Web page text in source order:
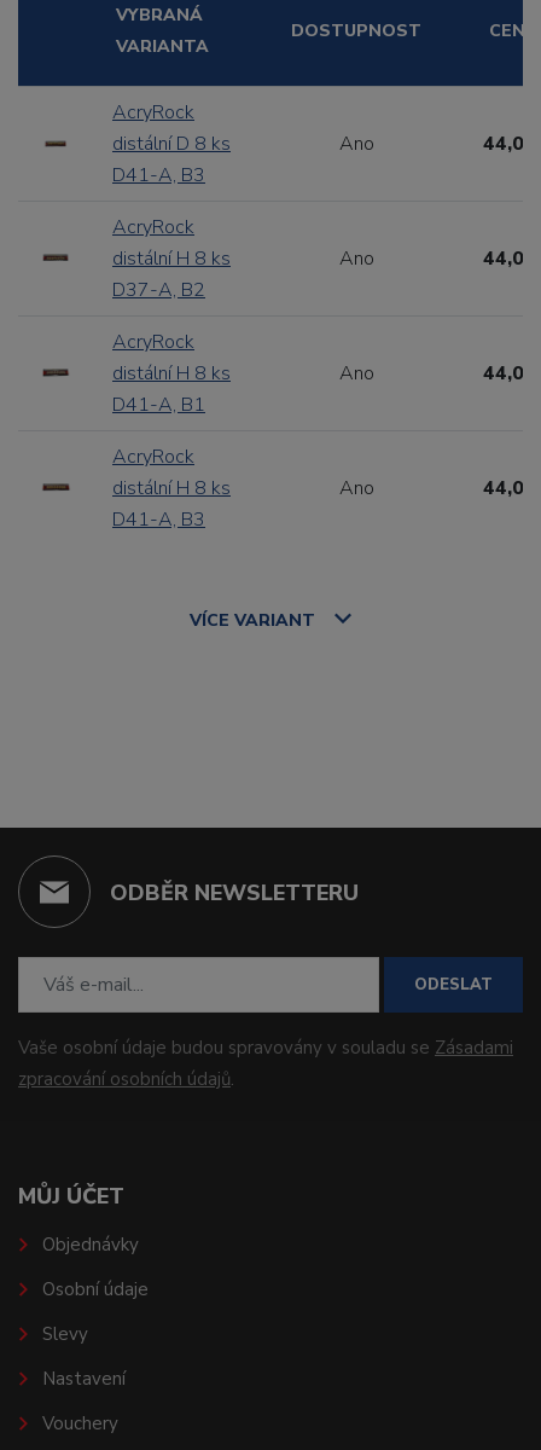
VYBRANÁ
VARIANTA
DOSTUPNOST CENA
AcryRock
distální D 8 ks
D41-A, B3
Ano 44,00
AcryRock
distální H 8 ks
D37-A, B2
Ano 44,00
AcryRock
distální H 8 ks
D41-A, B1
Ano 44,00
AcryRock
distální H 8 ks
D41-A, B3
Ano 44,00
VÍCE VARIANT
ODBĚR NEWSLETTERU
ODESLAT
Vaše osobní údaje budou spravovány v souladu se Zásadami
zpracování osobních údajů.
MŮJ ÚČET
Objednávky
Osobní údaje
Slevy
Nastavení
Vouchery